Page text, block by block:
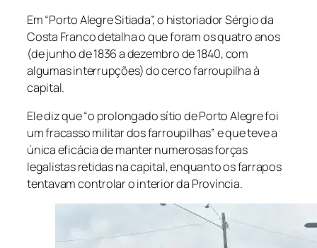
Em “Porto Alegre Sitiada”, o historiador Sérgio da
Costa Franco detalha o que foram os quatro anos
(de junho de 1836 a dezembro de 1840, com
algumas interrupções) do cerco farroupilha à
capital.
Ele diz que “o prolongado sítio de Porto Alegre foi
um fracasso militar dos farroupilhas” e que teve a
única eficácia de manter numerosas forças
legalistas retidas na capital, enquanto os farrapos
tentavam controlar o interior da Província.